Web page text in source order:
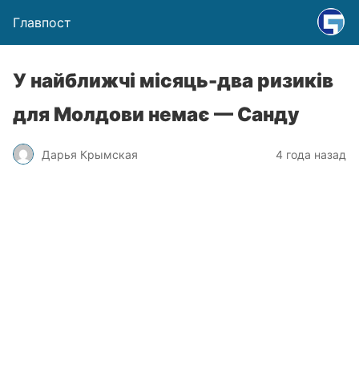
Главпост
У найближчі місяць-два ризиків
для Молдови немає — Санду
Дарья Крымская 4 года назад